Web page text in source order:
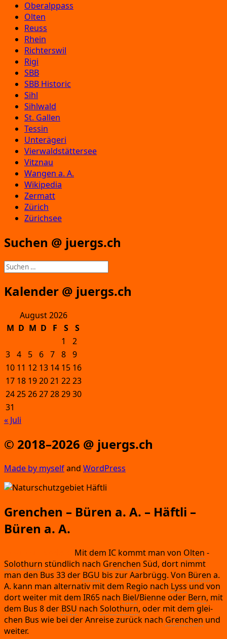
Oberalppass
Olten
Reuss
Rhein
Richterswil
Rigi
SBB
SBB Historic
Sihl
Sihlwald
St. Gallen
Tessin
Unterägeri
Vierwaldstättersee
Vitznau
Wangen a. A.
Wikipedia
Zermatt
Zürich
Zürichsee
Suchen @ juergs.ch
Suchen
nach:
Kalender @ juergs.ch
August 2026
M D M D F S
S
1
2
3 4 5 6 7 8 9
10 11 12 13 14 15 16
17 18 192021 2223
24252627282930
31
« Juli
© 2018–2026 @ juergs.ch
Made by mys­elfand Word­Press
Grenchen – Büren a. A. – Häftli –
Büren a. A.
Mit dem IC kommt man von Olten -
Solo­thurn stünd­lich nach Gren­chen Süd, dort nimmt
man den Bus 33 der BGU bis zur Aar­brügg. Von Büren a.
A. kann man alter­na­tiv mit dem Regio nach Lyss und von
dort wei­ter mit dem IR65 nach Biel/Bienne oder Bern, mit
dem Bus 8 der BSU nach Solo­thurn, oder mit dem glei­
chen Bus wie bei der Anrei­se zurück nach Gren­chen und
weiter.